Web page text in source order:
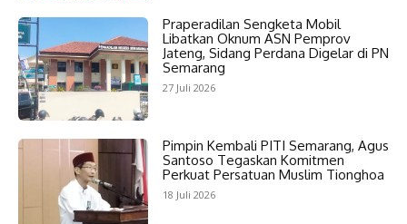
Praperadilan Sengketa Mobil
Libatkan Oknum ASN Pemprov
Jateng, Sidang Perdana Digelar di PN
Semarang
27 Juli 2026
Pimpin Kembali PITI Semarang, Agus
Santoso Tegaskan Komitmen
Perkuat Persatuan Muslim Tionghoa
18 Juli 2026